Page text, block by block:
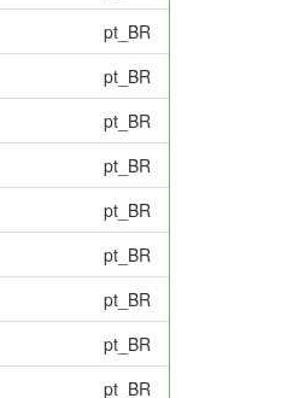
pt_BR
pt_BR
pt_BR
pt_BR
pt_BR
pt_BR
pt_BR
pt_BR
pt_BR